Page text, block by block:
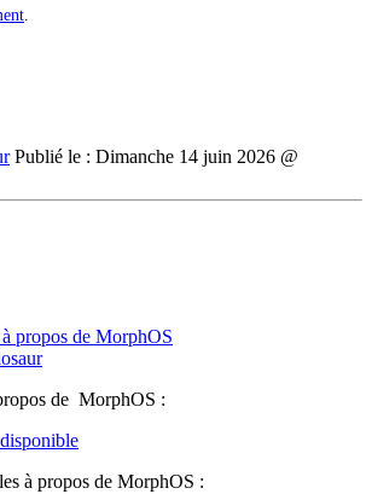
Publié le : Dimanche 14 juin 2026 @
propos de MorphOS
de MorphOS :
à propos de MorphOS :